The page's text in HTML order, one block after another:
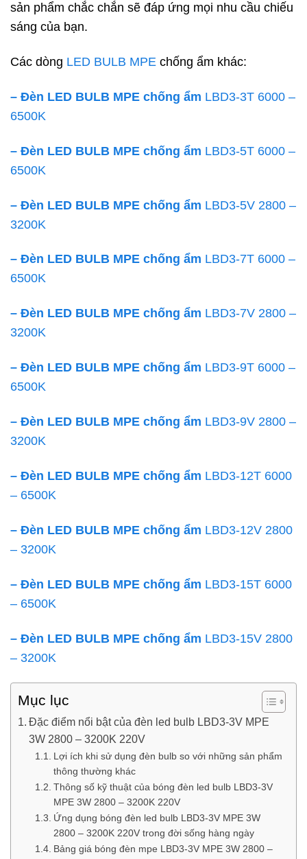
sản phẩm chắc chắn sẽ đáp ứng mọi nhu cầu chiếu
sáng của bạn.
Các dòng LED BULB MPE chống ẩm khác:
– Đèn LED BULB MPE chống ẩm LBD3-3T 6000 –
6500K
– Đèn LED BULB MPE chống ẩm LBD3-5T 6000 –
6500K
– Đèn LED BULB MPE chống ẩm LBD3-5V 2800 –
3200K
– Đèn LED BULB MPE chống ẩm LBD3-7T 6000 –
6500K
– Đèn LED BULB MPE chống ẩm LBD3-7V 2800 –
3200K
– Đèn LED BULB MPE chống ẩm LBD3-9T 6000 –
6500K
– Đèn LED BULB MPE chống ẩm LBD3-9V 2800 –
3200K
– Đèn LED BULB MPE chống ẩm LBD3-12T 6000
– 6500K
– Đèn LED BULB MPE chống ẩm LBD3-12V 2800
– 3200K
– Đèn LED BULB MPE chống ẩm LBD3-15T 6000
– 6500K
– Đèn LED BULB MPE chống ẩm LBD3-15V 2800
– 3200K
Mục lục
Đặc điểm nổi bật của đèn led bulb LBD3-3V MPE
3W 2800 – 3200K 220V
Lợi ích khi sử dụng đèn bulb so với những sản phẩm
thông thường khác
Thông số kỹ thuật của bóng đèn led bulb LBD3-3V
MPE 3W 2800 – 3200K 220V
Ứng dụng bóng đèn led bulb LBD3-3V MPE 3W
2800 – 3200K 220V trong đời sống hàng ngày
Bảng giá bóng đèn mpe LBD3-3V MPE 3W 2800 –